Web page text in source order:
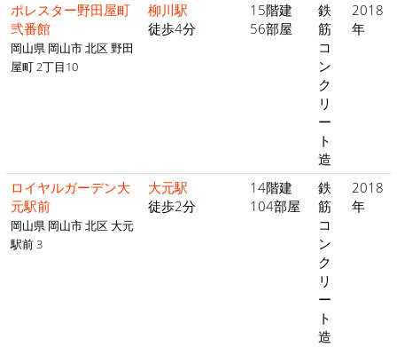
ポレスター野田屋町
弐番館
岡山県 岡山市 北区 野田
屋町 2丁目10
柳川駅
徒歩4分
15階建
56部屋
鉄
筋
コ
ン
ク
リ
ー
ト
造
2018
年
ロイヤルガーデン大
元駅前
岡山県 岡山市 北区 大元
駅前 3
大元駅
徒歩2分
14階建
104部屋
鉄
筋
コ
ン
ク
リ
ー
ト
造
2018
年